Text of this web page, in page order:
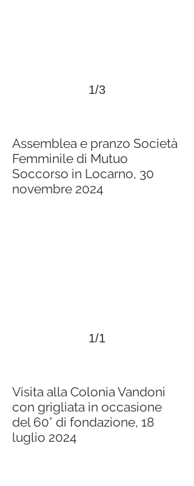
1/3
Assemblea e pranzo Società
Femminile di Mutuo
Soccorso in Locarno, 30
novembre 2024
>
1/1
Visita alla Colonia Vandoni
con grigliata in occasione
del 60° di fondazione, 18
luglio 2024
>